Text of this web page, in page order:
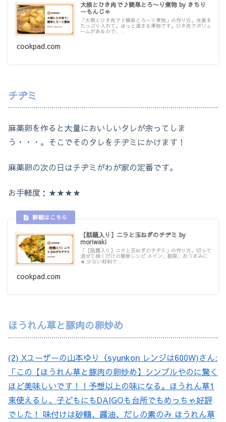
大根とひき肉で♪簡単とろ〜り煮物 by きちり
ーもんじゃ
「大根とひき肉で♪簡単とろ〜り煮物」の作り方。生姜を
たっぷり入れて。ほっと温まる煮物です。ひき肉でボリュ
ームがあるので、...
cookpad.com
チヂミ
麻薬卵を作ると大量においしいタレが余ってしま
う・・・。そこでそのタレをチヂミにかけます！
麻薬卵の次の日はチヂミがわが家の定番です。
お手軽度：★★★★
【話題入り】ニラと玉ねぎのチヂミ by
moriwaki
「【話題入り】ニラと玉ねぎのチヂミ」の作り方。切って
混ぜて焼くだけの簡単レシピ メイン、副菜、おつまみに
★ 少ない材料で...
cookpad.com
ほうれん草と豚肉の卵炒め
(2) Xユーザーの山本ゆり（syunkon レンジは600W)さん:
「この【ほうれん草と豚肉の卵炒め】シンプルやのに驚く
ほど美味しいです！！予想以上の味になる。ほうれん草1
束使えるし、子どもにもDAIGOも台所でもめっちゃ好評
でした！ 味付けは砂糖、醤油、だしの素のみ ほうれん草